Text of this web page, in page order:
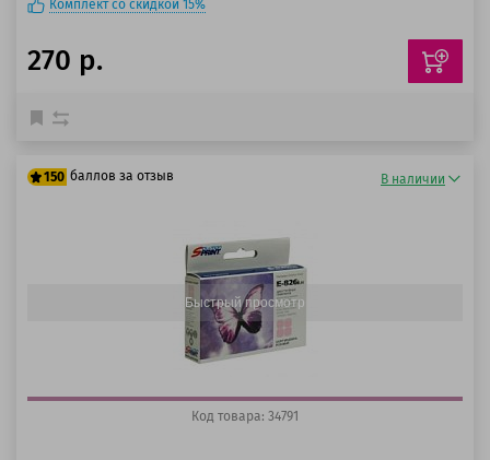
Комплект со скидкой 15%
270 р.
150 баллов за отзыв В наличии
Быстрый просмотр
Код товара: 34791